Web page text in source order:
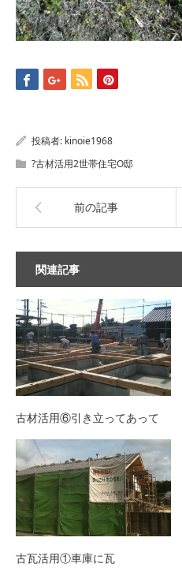
投稿者: kinoie1968
?古材活用2世帯住宅O邸
前の記事
関連記事
古材活用⑥引き立ってあって
古瓦活用①車庫に瓦